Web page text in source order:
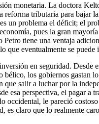
monetaria. La doctora
tributaria para bajar
problema el déficit; el
pues la gran
tiene una ventaja
que eventualmente se
en seguridad. Desde
los gobiernos
salir a luchar por la
esa perspectiva, el pagar
le pareció
claro que lo realmente